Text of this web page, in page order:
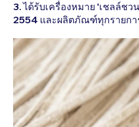
3. ได้รับเครื่องหมาย 'เชลล์ช
2554 และผลิตภัณฑ์ทุกรายกา